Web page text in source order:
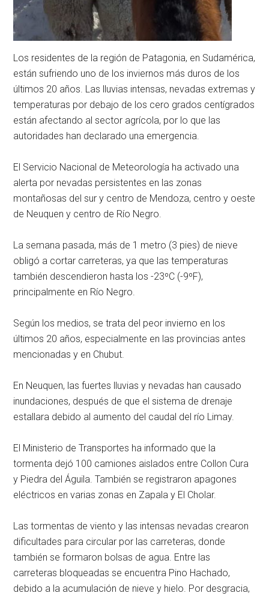
Los residentes de la región de Patagonia, en Sudamérica,
están sufriendo uno de los inviernos más duros de los
últimos 20 años. Las lluvias intensas, nevadas extremas y
temperaturas por debajo de los cero grados centígrados
están afectando al sector agrícola, por lo que las
autoridades han declarado una emergencia.
El Servicio Nacional de Meteorología ha activado una
alerta por nevadas persistentes en las zonas
montañosas del sur y centro de Mendoza, centro y oeste
de Neuquen y centro de Río Negro.
La semana pasada, más de 1 metro (3 pies) de nieve
obligó a cortar carreteras, ya que las temperaturas
también descendieron hasta los -23ºC (-9ºF),
principalmente en Río Negro.
Según los medios, se trata del peor invierno en los
últimos 20 años, especialmente en las provincias antes
mencionadas y en Chubut.
En Neuquen, las fuertes lluvias y nevadas han causado
inundaciones, después de que el sistema de drenaje
estallara debido al aumento del caudal del río Limay.
El Ministerio de Transportes ha informado que la
tormenta dejó 100 camiones aislados entre Collon Cura
y Piedra del Águila. También se registraron apagones
eléctricos en varias zonas en Zapala y El Cholar.
Las tormentas de viento y las intensas nevadas crearon
dificultades para circular por las carreteras, donde
también se formaron bolsas de agua. Entre las
carreteras bloqueadas se encuentra Pino Hachado,
debido a la acumulación de nieve y hielo. Por desgracia,